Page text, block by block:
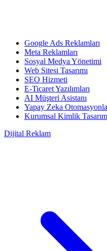
Google Ads Reklamları
Meta Reklamları
Sosyal Medya Yönetimi
Web Sitesi Tasarımı
SEO Hizmeti
E-Ticaret Yazılımları
AI Müşteri Asistanı
Yapay Zeka
Kurumsal Kimlik
Dijital Reklam